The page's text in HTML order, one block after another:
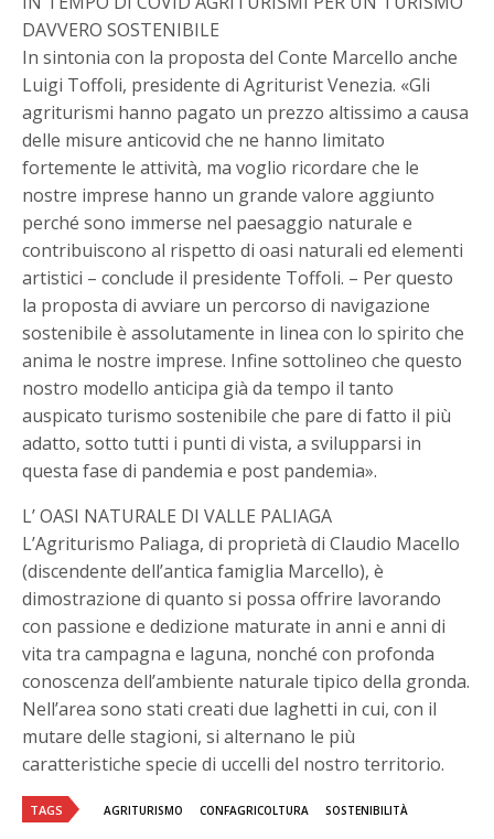
DAVVERO SOSTENIBILE
In sintonia con la proposta del Conte Marcello anche
Luigi Toffoli, presidente di Agriturist Venezia. «Gli
agriturismi hanno pagato un prezzo altissimo a causa
delle misure anticovid che ne hanno limitato
fortemente le attività, ma voglio ricordare che le
nostre imprese hanno un grande valore aggiunto
perché sono immerse nel paesaggio naturale e
contribuiscono al rispetto di oasi naturali ed elementi
artistici – conclude il presidente Toffoli. – Per questo
la proposta di avviare un percorso di navigazione
sostenibile è assolutamente in linea con lo spirito che
anima le nostre imprese. Infine sottolineo che questo
nostro modello anticipa già da tempo il tanto
auspicato turismo sostenibile che pare di fatto il più
adatto, sotto tutti i punti di vista, a svilupparsi in
questa fase di pandemia e post pandemia».
L’ OASI NATURALE DI VALLE PALIAGA
L’Agriturismo Paliaga, di proprietà di Claudio Macello
(discendente dell’antica famiglia Marcello), è
dimostrazione di quanto si possa offrire lavorando
con passione e dedizione maturate in anni e anni di
vita tra campagna e laguna, nonché con profonda
conoscenza dell’ambiente naturale tipico della gronda.
Nell’area sono stati creati due laghetti in cui, con il
mutare delle stagioni, si alternano le più
caratteristiche specie di uccelli del nostro territorio.
TAGS AGRITURISMO CONFAGRICOLTURA SOSTENIBILITÀ